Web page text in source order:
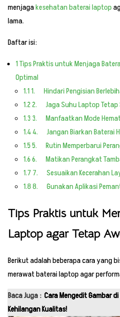
menjagakesehatan baterai laptop
lama.
Daftar isi:
1Tips Praktis untuk Menjaga
Optimal
1.11. Hindari Pengisian
1.22. Jaga Suhu Laptop Tetap
1.3 3. Manfaatkan Mode
1.44. Jangan Biarkan Baterai
1.55. Rutin Memperbarui
1.66. Matikan Perangkat
1.7 7. Sesuaikan Kecerahan
1.88. Gunakan Aplikasi
Tips Praktis untuk
Laptop agar Tetap
Berikut adalah beberapa cara yang
merawat baterai laptop agar
Baca Juga : Cara Mengedit Gambar
Kehilangan Kualitas!